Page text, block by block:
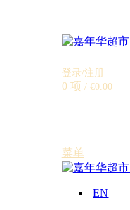
登录/注册
0 项 / €0.00
菜单
EN